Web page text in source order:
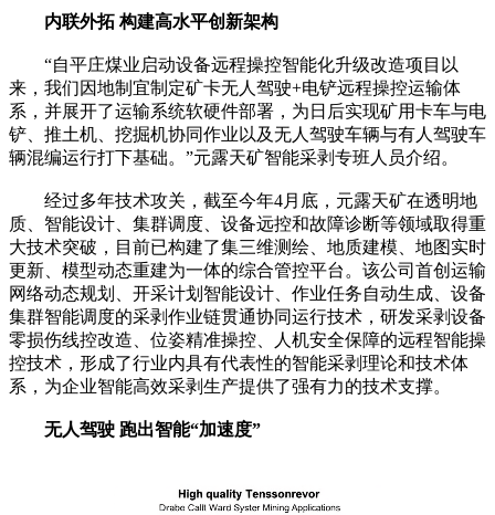
内联外拓 构建高水平创新架构
“自平庄煤业启动设备远程操控智能化升级改造项目以
来，我们因地制宜制定矿卡无人驾驶+电铲远程操控运输体
系，并展开了运输系统软硬件部署，为日后实现矿用卡车与电
铲、推土机、挖掘机协同作业以及无人驾驶车辆与有人驾驶车
辆混编运行打下基础。”元露天矿智能采剥专班人员介绍。
经过多年技术攻关，截至今年4月底，元露天矿在透明地
质、智能设计、集群调度、设备远控和故障诊断等领域取得重
大技术突破，目前已构建了集三维测绘、地质建模、地图实时
更新、模型动态重建为一体的综合管控平台。该公司首创运输
网络动态规划、开采计划智能设计、作业任务自动生成、设备
集群智能调度的采剥作业链贯通协同运行技术，研发采剥设备
零损伤线控改造、位姿精准操控、人机安全保障的远程智能操
控技术，形成了行业内具有代表性的智能采剥理论和技术体
系，为企业智能高效采剥生产提供了强有力的技术支撑。
无人驾驶 跑出智能“加速度”